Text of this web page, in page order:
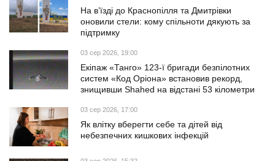
На в’їзді до Краснопілля та Дмитрівки
оновили стели: кому спільноти дякують за
підтримку
03 сер 2026, 19:00
Екіпаж «Танго» 123-ї бригади безпілотних
систем «Код Оріона» встановив рекорд,
знищивши Shahed на відстані 53 кілометри
03 сер 2026, 17:00
Як влітку вберегти себе та дітей від
небезпечних кишкових інфекцій